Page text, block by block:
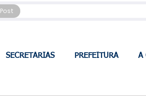
Post
SECRETARIAS PREFEITURA A